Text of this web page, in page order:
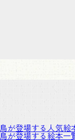
鳥が登場する人気絵
鳥が登場する絵本一